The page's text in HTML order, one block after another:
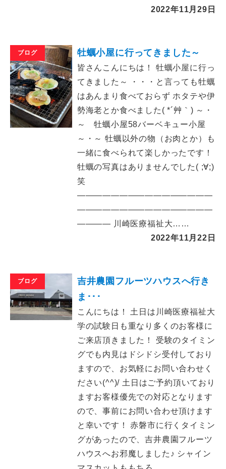
2022年11月29日
ブログ 牡蠣小屋に行ってきました～
皆さんこんにちは！ 牡蠣小屋に行っ
てきました～ ・・・と言っても牡蠣
はあんまり食べておらず ホタテや伊
勢海老とか食べました( *´艸｀) ～・
～ 牡蠣小屋58バーベキュー小屋
～・～ 牡蠣以外の物（お肉とか）も
一緒に食べられて楽しかったです！
牡蠣の写真はありませんでした( ;∀;)
笑
――――――――――――――――
――――――――――――――――
―――― 川崎医療福祉大……
2022年11月22日
ブログ
吉井農園フルーツハウスへ行き
ま･･･
こんにちは！ 土日は川崎医療福祉大
学の試験日も重なり多くのお客様に
ご来店頂きました！ 受験のタイミン
グでも内見はドシドシ受付しており
ますので、お気軽にお問い合わせく
ださい(^^)/ 土日はご予約頂いており
ますお客様優先での対応となります
ので、事前にお問い合わせ頂けます
と幸いです！ 赤磐市に行くタイミン
グがあったので、吉井農園フルーツ
ハウスへお邪魔しました♪ シャイン